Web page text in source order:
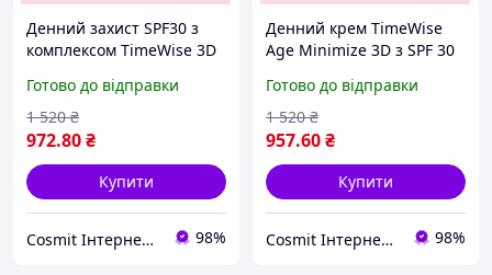
Денний захист SPF30 з
комплексом TimeWise 3D
зволожуючий крем з SPF
30 Мери Кей Крем Мері
Кей
Готово до відправки
972.80₴
1 520 ₴
Купити
Cosmit Інтернет - магазин оригінальної косметики і парфумерії Mary Kay 98%
Денний крем TimeWise
Age Minimize 3D з SPF 30
крем з SPF 30 Мери Кей
Крем Мері Кей
Готово до відправки
957.60₴
1 520 ₴
Купити
Cosmit Інтернет - магазин оригінальної косметики і парфумерії Mary Kay 98%